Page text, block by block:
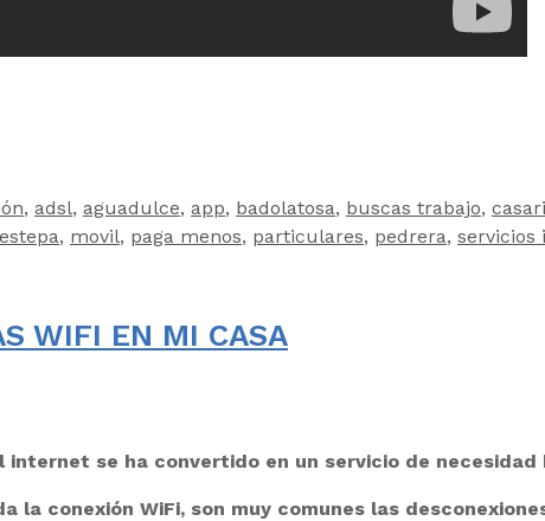
, adsl, aguadulce, app, badolatosa, buscas trabajo,
, movil, paga menos, particulares, pedrera, servicios
WIFI EN MI CASA
se ha convertido en un servicio de necesidad
conexión WiFi, son muy comunes las